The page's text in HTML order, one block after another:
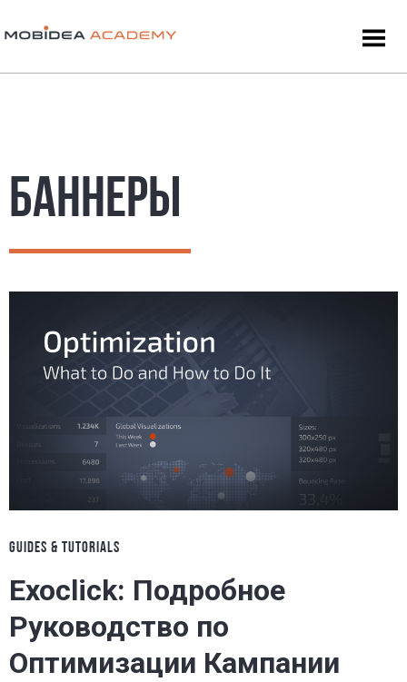
БАННЕРЫ
GUIDES & TUTORIALS
Exoclick: Подробное
Руководство по
Оптимизации Кампании